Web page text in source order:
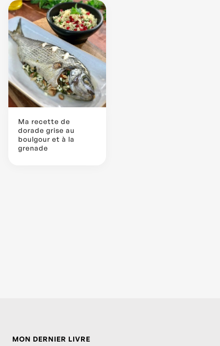
Ma recette de
dorade grise au
boulgour et à la
grenade
MON DERNIER LIVRE